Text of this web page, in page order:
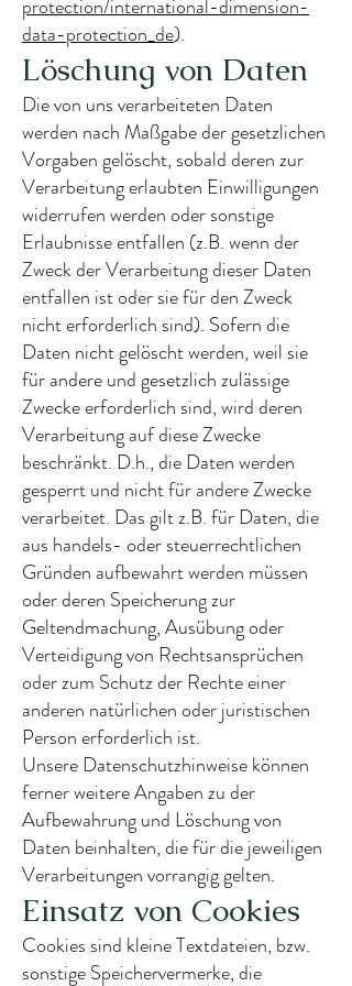
protection/international-dimension-
data-protection_de).
Löschung von Daten
Die von uns verarbeiteten Daten
werden nach Maßgabe der gesetzlichen
Vorgaben gelöscht, sobald deren zur
Verarbeitung erlaubten Einwilligungen
widerrufen werden oder sonstige
Erlaubnisse entfallen (z.B. wenn der
Zweck der Verarbeitung dieser Daten
entfallen ist oder sie für den Zweck
nicht erforderlich sind). Sofern die
Daten nicht gelöscht werden, weil sie
für andere und gesetzlich zulässige
Zwecke erforderlich sind, wird deren
Verarbeitung auf diese Zwecke
beschränkt. D.h., die Daten werden
gesperrt und nicht für andere Zwecke
verarbeitet. Das gilt z.B. für Daten, die
aus handels- oder steuerrechtlichen
Gründen aufbewahrt werden müssen
oder deren Speicherung zur
Geltendmachung, Ausübung oder
Verteidigung von Rechtsansprüchen
oder zum Schutz der Rechte einer
anderen natürlichen oder juristischen
Person erforderlich ist.
Unsere Datenschutzhinweise können
ferner weitere Angaben zu der
Aufbewahrung und Löschung von
Daten beinhalten, die für die jeweiligen
Verarbeitungen vorrangig gelten.
Einsatz von Cookies
Cookies sind kleine Textdateien, bzw.
sonstige Speichervermerke, die